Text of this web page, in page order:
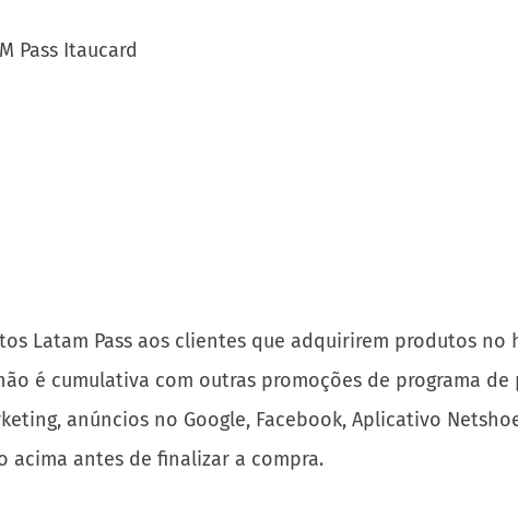
Pass Itaucard
Latam Pass aos clientes que adquirirem produtos
é cumulativa com outras promoções de programa
anúncios no Google, Facebook, Aplicativo
antes de finalizar a compra.